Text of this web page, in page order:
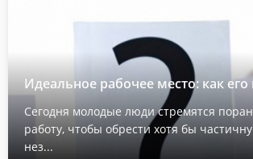
Идеальное рабочее место: как его
Сегодня молодые люди стремятся
работу, чтобы обрести хотя бы
нез...